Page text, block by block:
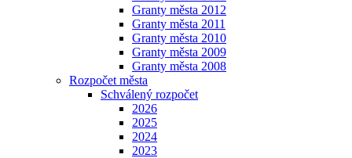
Granty města 2012
Granty města 2011
Granty města 2010
Granty města 2009
Granty města 2008
Rozpočet města
Schválený rozpočet
2026
2025
2024
2023